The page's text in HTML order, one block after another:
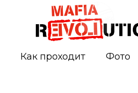
Как проходит Фото